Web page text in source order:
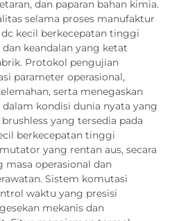
dan paparan bahan kimia.
selama proses manufaktur
kecil berkecepatan tinggi
keandalan yang ketat
Protokol pengujian
parameter operasional,
serta menegaskan
kondisi dunia nyata yang
yang tersedia pada
berkecepatan tinggi
yang rentan aus, secara
operasional dan
Sistem komutasi
waktu yang presisi
mekanis dan